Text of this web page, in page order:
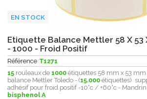
EN STOCK
Etiquette Balance Mettler 58 X 53
- 1000 - Froid Positif
Référence T1271
15 rouleaux de 1000 étiquettes 58 mm x 53
balance Mettler Toledo - (15.000 étiquettes)
adhésif pour froid positif -10°c / +60°c -
bisphenol A